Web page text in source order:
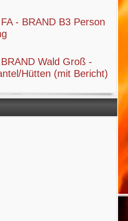
- BRAND B3 Person
Wald Groß -
Hütten (mit Bericht)